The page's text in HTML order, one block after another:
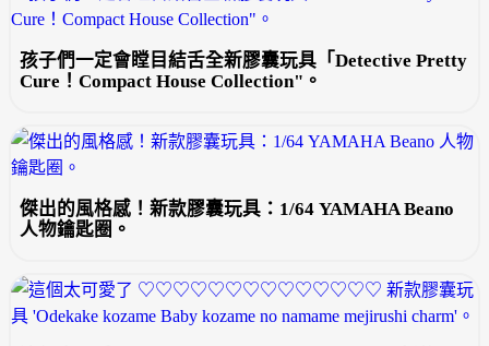
孩子們一定會瞠目結舌全新膠囊玩具「Detective Pretty
Cure！Compact House Collection"。
傑出的風格感！新款膠囊玩具：1/64 YAMAHA Beano
人物鑰匙圈。